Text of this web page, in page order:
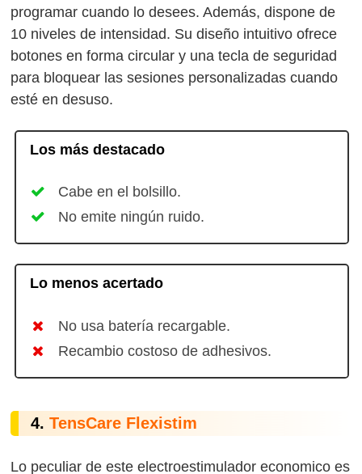
programar cuando lo desees. Además, dispone de
10 niveles de intensidad. Su diseño intuitivo ofrece
botones en forma circular y una tecla de seguridad
para bloquear las sesiones personalizadas cuando
esté en desuso.
Los más destacado
Cabe en el bolsillo.
No emite ningún ruido.
Lo menos acertado
No usa batería recargable.
Recambio costoso de adhesivos.
4. TensCare Flexistim
Lo peculiar de este electroestimulador economico es